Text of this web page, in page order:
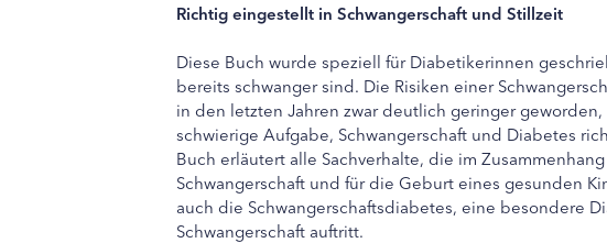
Richtig eingestellt in Schwangerschaft und Stillzeit
Diese Buch wurde speziell für Diabetikerinnen
bereits schwanger sind. Die Risiken einer
in den letzten Jahren zwar deutlich geringer
schwierige Aufgabe, Schwangerschaft und Diabetes
Buch erläutert alle Sachverhalte, die im
Schwangerschaft und für die Geburt eines gesunden
auch die Schwangerschaftsdiabetes, eine besondere
Schwangerschaft auftritt.